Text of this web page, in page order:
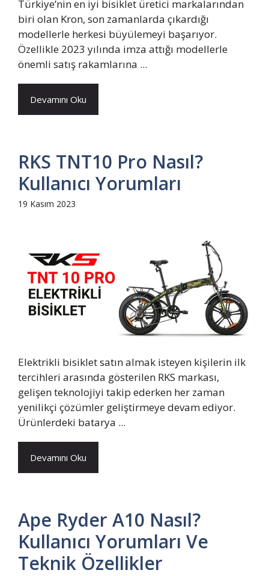
Türkiye’nin en iyi bisiklet üretici markalarından
biri olan Kron, son zamanlarda çıkardığı
modellerle herkesi büyülemeyi başarıyor.
Özellikle 2023 yılında imza attığı modellerle
önemli satış rakamlarına ...
Devamını Oku
RKS TNT10 Pro Nasıl?
Kullanıcı Yorumları
19 Kasım 2023
Elektrikli bisiklet satın almak isteyen kişilerin ilk
tercihleri arasında gösterilen RKS markası,
gelişen teknolojiyi takip ederken her zaman
yenilikçi çözümler geliştirmeye devam ediyor.
Ürünlerdeki batarya ...
Devamını Oku
Ape Ryder A10 Nasıl?
Kullanıcı Yorumları Ve
Teknik Özellikler